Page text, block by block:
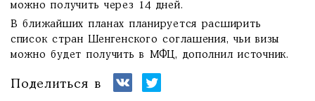
можно получить через 14 дней.
В ближайших планах планируется расширить
список стран Шенгенского соглашения, чьи визы
можно будет получить в МФЦ, дополнил источник.
Поделиться в